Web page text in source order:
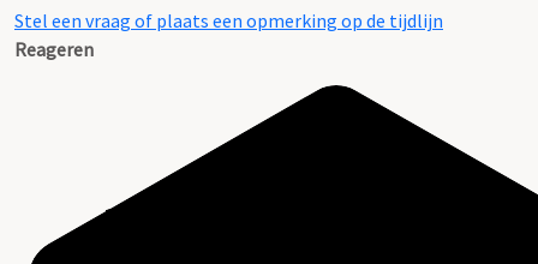
Stel een vraag of plaats een opmerking op de tijdlijn
Reageren